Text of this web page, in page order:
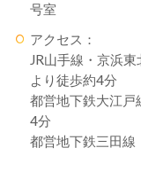
号室
アクセス：
JR山手線・京浜
より徒歩約4分
都営地下鉄大江戸
4分
都営地下鉄三田線